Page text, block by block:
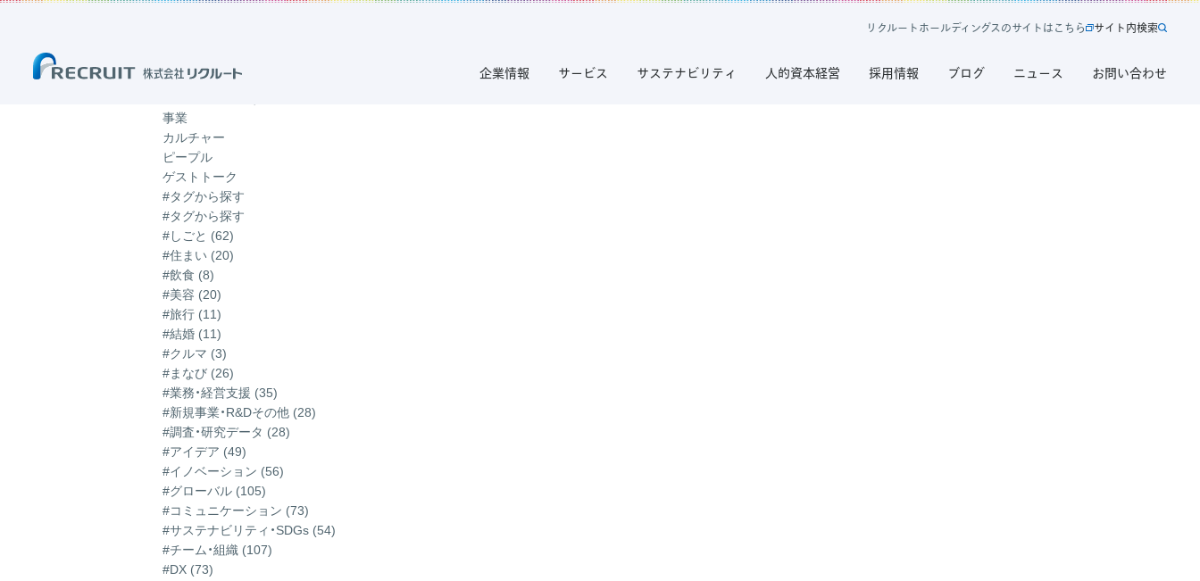
新
タ
リ クルー トホールディ ングスのサイ トはこち ら サ
ト
サイ ト内検索
企業情報 サービス サステナビリティ 人的資本経営 採用情報 ブログ ニュース お問い合わせ
記事一覧
事業
カルチャー
ピープル
ゲストトーク
#タグから探す
#タグから探す
#しごと (62)
#住まい (20)
#飲食 (8)
#美容 (20)
#旅行 (11)
#結婚 (11)
#クルマ (3)
#まなび (26)
#業務・経営支援 (35)
#新規事業・R&Dその他 (28)
#調査・研究データ (28)
#アイデア (49)
#イノベーション (56)
#グローバル (105)
#コミュニケーション (73)
#サステナビリティ・SDGs (54)
#チーム・組織 (107)
#DX (73)